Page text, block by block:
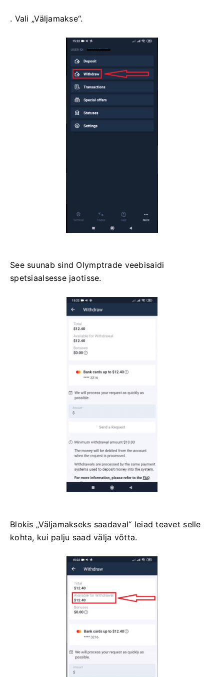
. Vali „Väljamakse“.
See suunab sind Olymptrade veebisaidi
spetsiaalsesse jaotisse.
Blokis „Väljamakseks saadaval“ leiad teavet selle
kohta, kui palju saad välja võtta.